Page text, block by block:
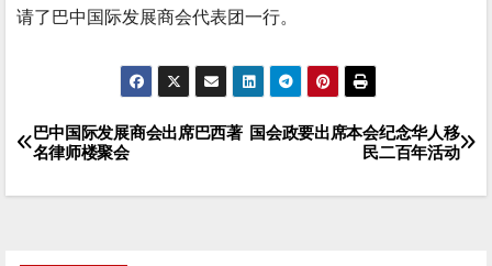
请了巴中国际发展商会代表团一行。
文
章
国会政要出席本会纪念华人移
民二百年活动
巴中国际发展商会出席巴西著
名律师楼聚会